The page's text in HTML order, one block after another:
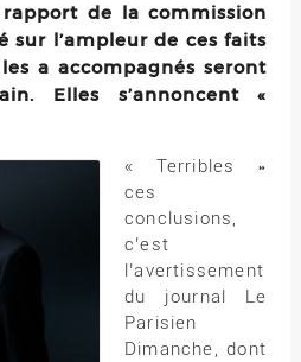
de la commission
sur l’ampleur de ces faits
a accompagnés seront
Elles s’annoncent «
« Terribles »
ces
conclusions,
c’est
l’avertissement
du journal Le
Parisien
Dimanche, dont